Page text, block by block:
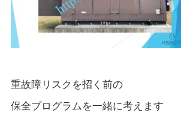
重故障リスクを招く前の
保全プログラムを一緒に考えます